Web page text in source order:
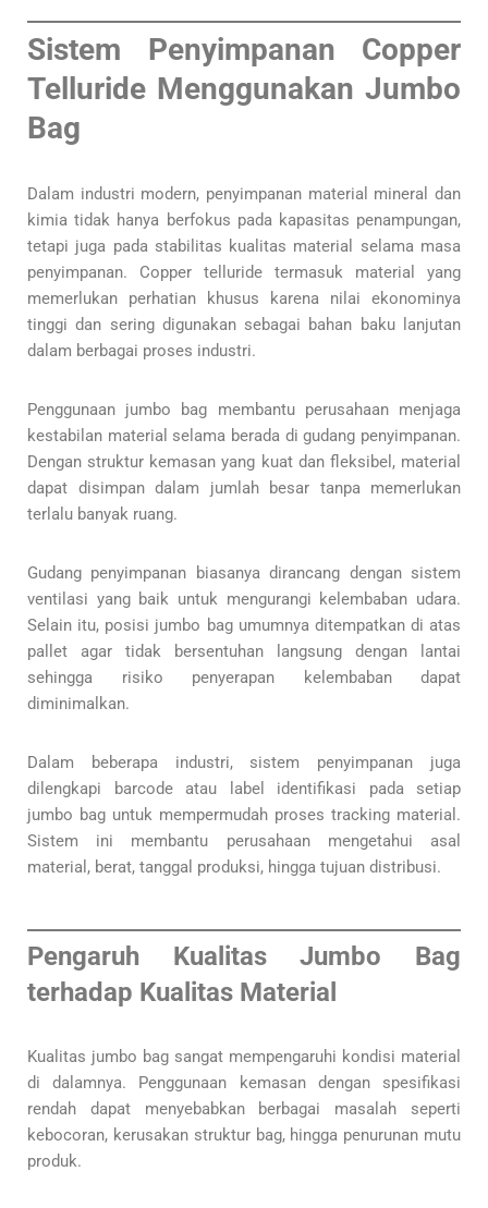
Sistem Penyimpanan Copper
Telluride Menggunakan Jumbo
Bag
Dalam industri modern, penyimpanan material mineral dan
kimia tidak hanya berfokus pada kapasitas penampungan,
tetapi juga pada stabilitas kualitas material selama masa
penyimpanan. Copper telluride termasuk material yang
memerlukan perhatian khusus karena nilai ekonominya
tinggi dan sering digunakan sebagai bahan baku lanjutan
dalam berbagai proses industri.
Penggunaan jumbo bag membantu perusahaan menjaga
kestabilan material selama berada di gudang penyimpanan.
Dengan struktur kemasan yang kuat dan fleksibel, material
dapat disimpan dalam jumlah besar tanpa memerlukan
terlalu banyak ruang.
Gudang penyimpanan biasanya dirancang dengan sistem
ventilasi yang baik untuk mengurangi kelembaban udara.
Selain itu, posisi jumbo bag umumnya ditempatkan di atas
pallet agar tidak bersentuhan langsung dengan lantai
sehingga risiko penyerapan kelembaban dapat
diminimalkan.
Dalam beberapa industri, sistem penyimpanan juga
dilengkapi barcode atau label identifikasi pada setiap
jumbo bag untuk mempermudah proses tracking material.
Sistem ini membantu perusahaan mengetahui asal
material, berat, tanggal produksi, hingga tujuan distribusi.
Pengaruh Kualitas Jumbo Bag
terhadap Kualitas Material
Kualitas jumbo bag sangat mempengaruhi kondisi material
di dalamnya. Penggunaan kemasan dengan spesifikasi
rendah dapat menyebabkan berbagai masalah seperti
kebocoran, kerusakan struktur bag, hingga penurunan mutu
produk.